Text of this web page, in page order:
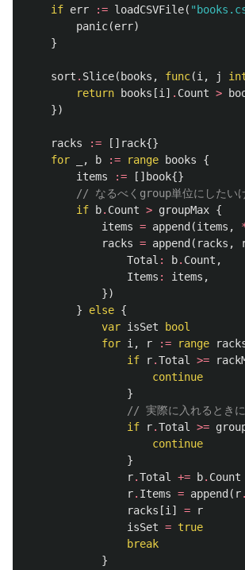
if err := loadCSVFile(
panic(err)
}
sort . Slice( books , func(i , j
return
books [i ] . Count >
})
racks := [] rack{}
for
, b := range books
{
items
:= [] book{}
// なるべくgroup単位にしたい
if
b. Count > groupMax {
items = append (items ,
racks = append ( racks ,
Total : b. Count ,
Items : items ,
})
}
else {
var isSet
bool
for i , r := range
if
r.Total >=
continue
}
// 実際に入れるとき
if
r.Total >=
continue
}
r.Total += b. Count
r. Items = append ( r.
racks [i ] =
r
isSet = true
break
}